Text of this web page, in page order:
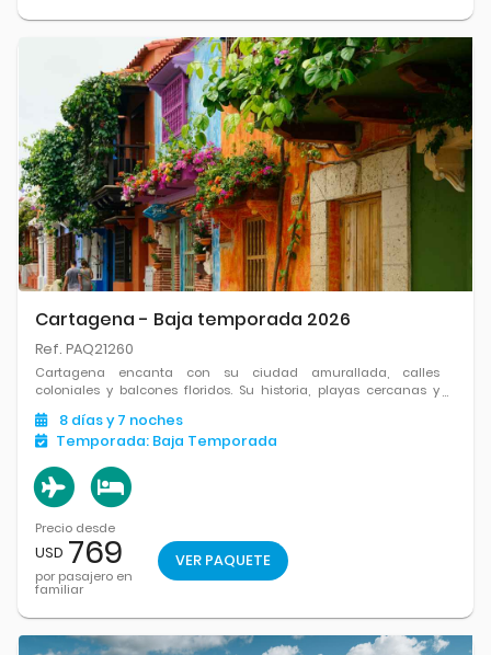
Cartagena - Baja temporada 2026
Ref. PAQ21260
Cartagena encanta con su ciudad amurallada, calles
coloniales y balcones floridos. Su historia, playas cercanas y
color.
8 díasy 7 noches
Temporada: Baja Temporada
Precio desde
USD 769
por pasajero en
familiar
VER PAQUETE